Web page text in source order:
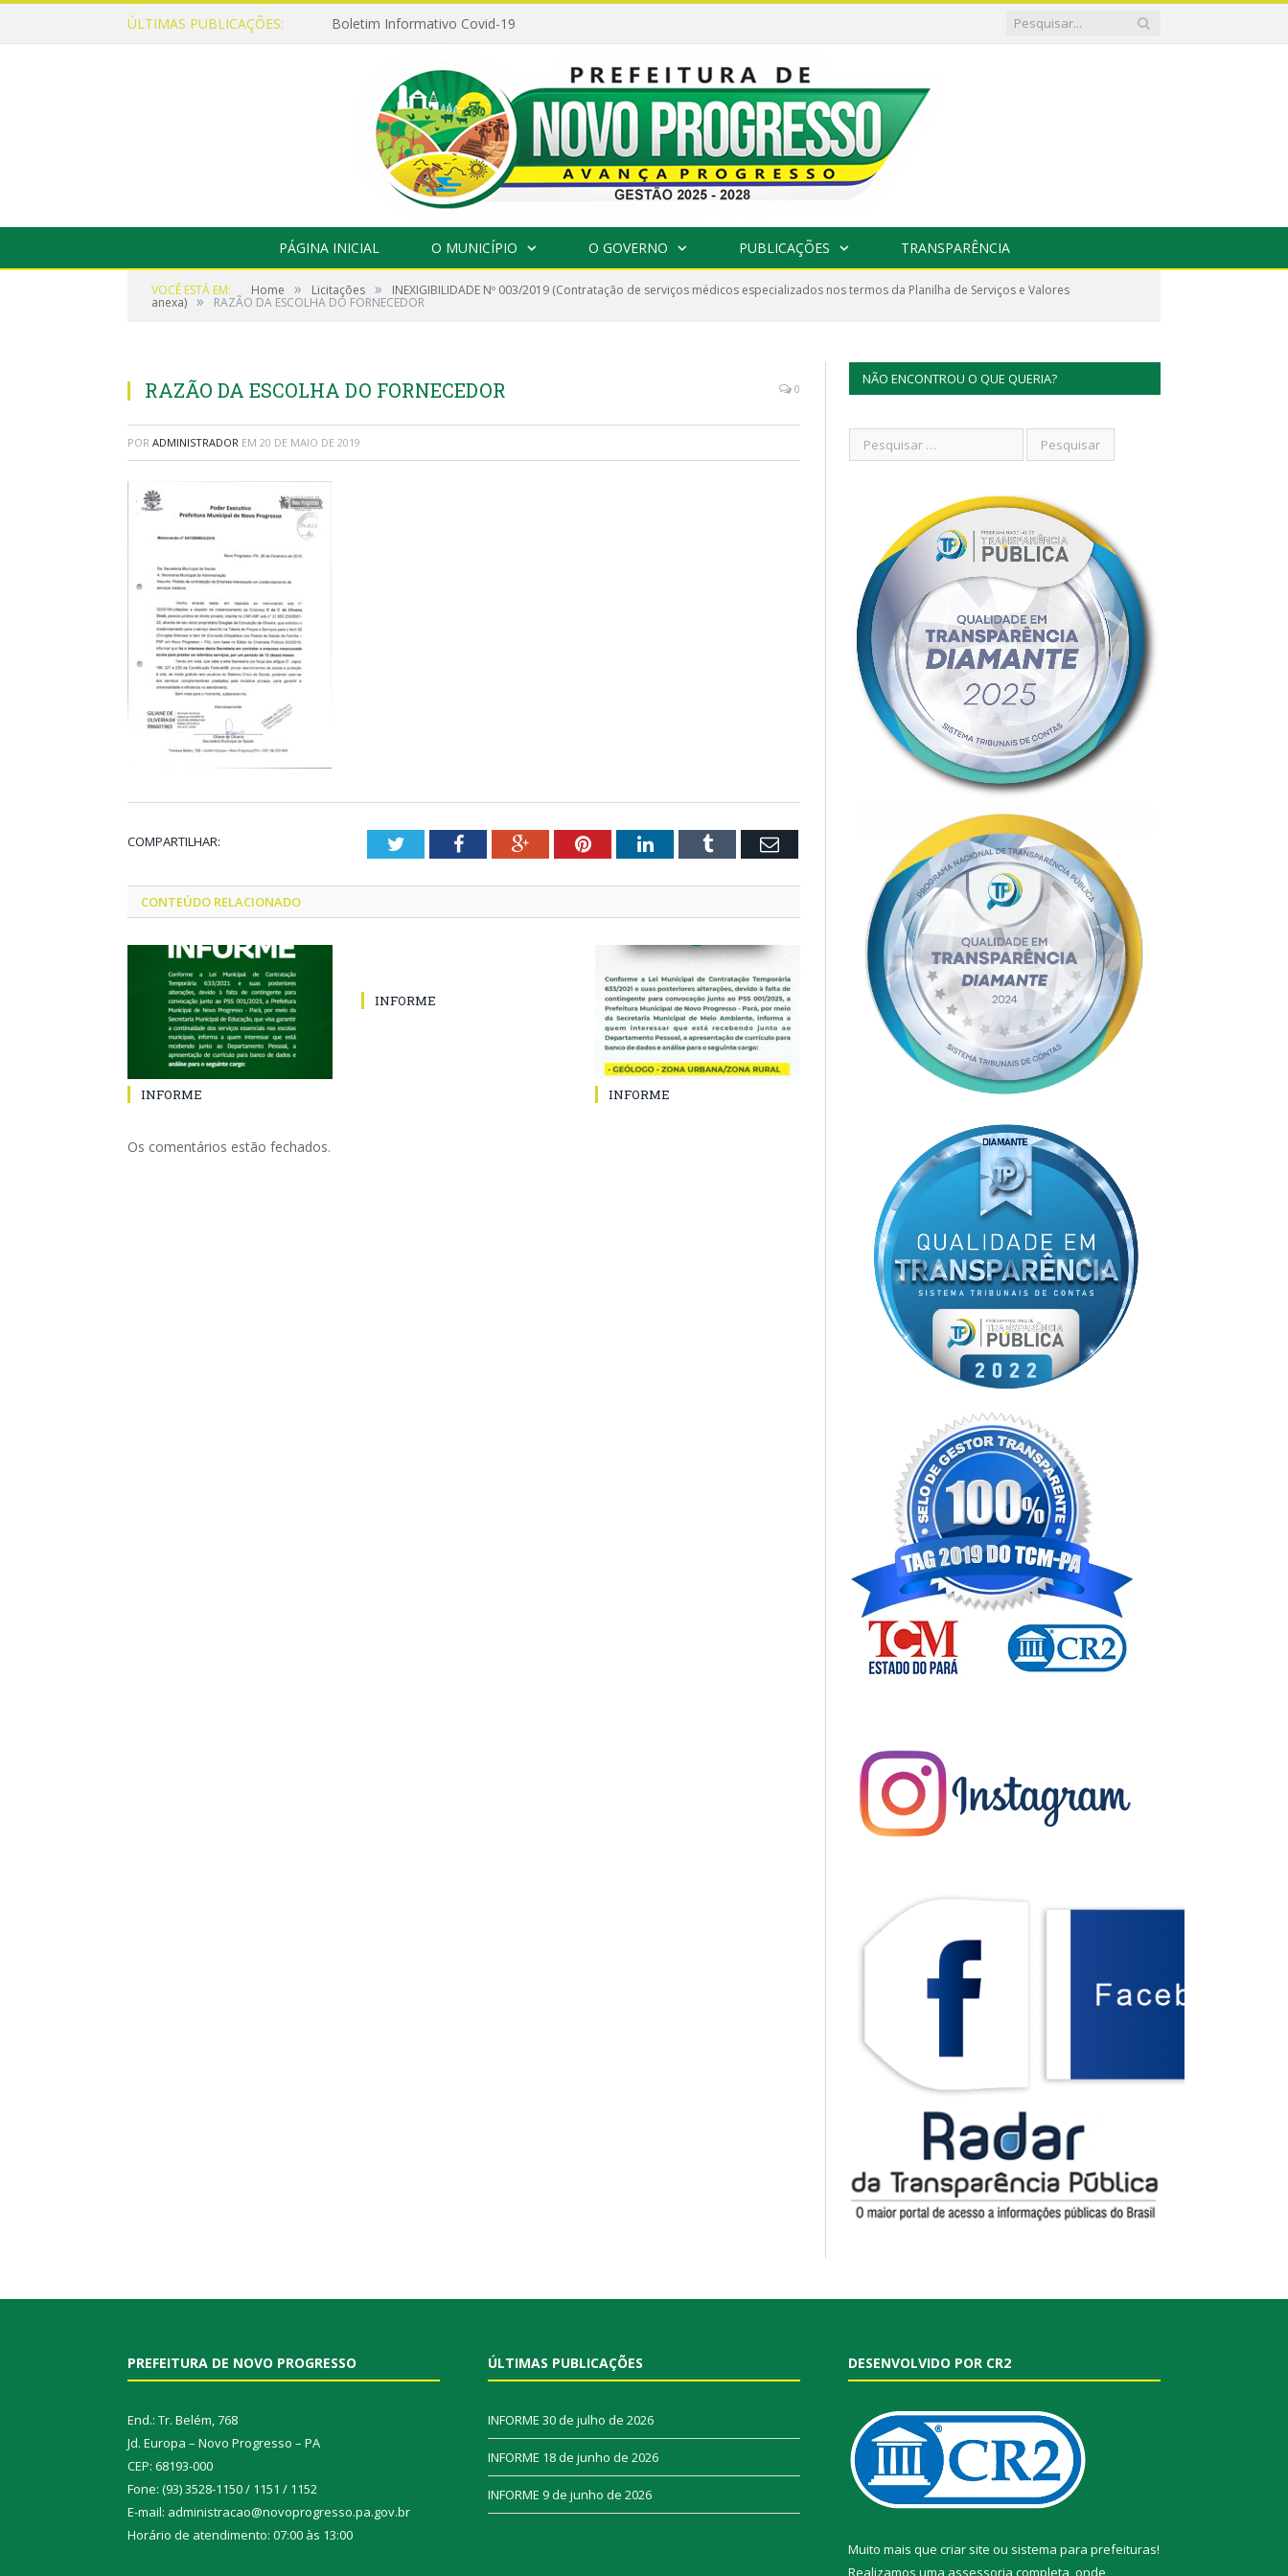
ÚLTIMAS PUBLICAÇÕES: Boletim Informativo Covid-19
PÁGINA INICIAL O MUNICÍPIO O GOVERNO PUBLICAÇÕES TRANSPARÊNCIA
VOCÊ ESTÁ EM: Home » Licitações » INEXIGIBILIDADE Nº 003/2019 (Contratação de serviços médicos especializados nos termos da Planilha de Serviços e Valores
anexa) » RAZÃO DA ESCOLHA DO FORNECEDOR
RAZÃO DA ESCOLHA DO FORNECEDOR 0
POR ADMINISTRADOR EM 20 DE MAIO DE 2019
COMPARTILHAR: TwitterFacebookGoogle+PinterestLinkedInTumblr Email
CONTEÚDO RELACIONADO
INFORME
INFORME
INFORME
Os comentários estão fechados.
NÃO ENCONTROU O QUE QUERIA?
PREFEITURA DE NOVO PROGRESSO
End.: Tr. Belém, 768
Jd. Europa – Novo Progresso – PA
CEP: 68193-000
Fone: (93) 3528-1150 / 1151 / 1152
E-mail: administracao@novoprogresso.pa.gov.br
Horário de atendimento: 07:00 às 13:00
ÚLTIMAS PUBLICAÇÕES
INFORME 30 de julho de 2026
INFORME 18 de junho de 2026
INFORME 9 de junho de 2026
DESENVOLVIDO POR CR2
Muito mais que criar site ou sistema para prefeituras!
Realizamos uma assessoria completa, onde